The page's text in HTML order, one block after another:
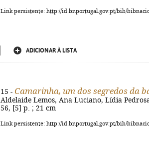
Link persistente: http://id.bnportugal.gov.pt/bib/
ADICIONAR À LISTA
15 - Camarinha, um dos segredos da
Aldelaide Lemos, Ana Luciano, Lídia
56, [5] p. ; 21 cm
Link persistente: http://id.bnportugal.gov.pt/bib/